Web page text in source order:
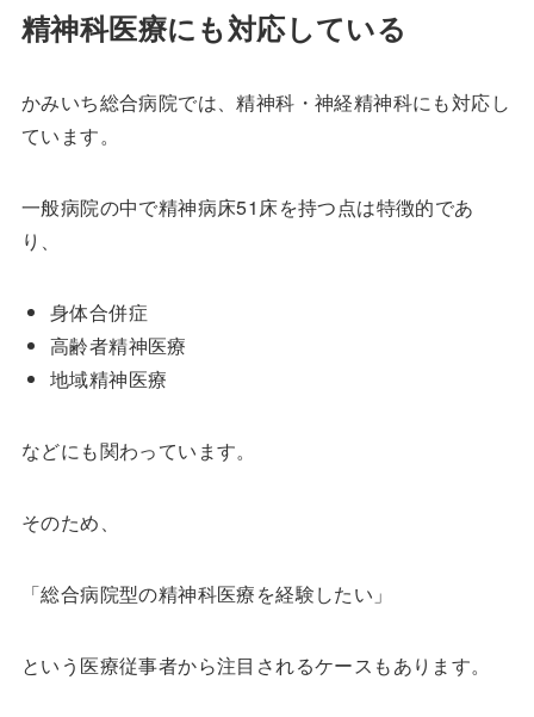
精神科医療にも対応している
かみいち総合病院では、精神科・神経精神科にも対応し
ています。
一般病院の中で精神病床51床を持つ点は特徴的であ
り、
身体合併症
高齢者精神医療
地域精神医療
などにも関わっています。
そのため、
「総合病院型の精神科医療を経験したい」
という医療従事者から注目されるケースもあります。